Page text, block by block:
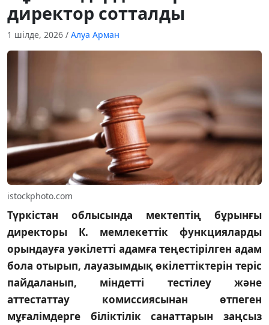
директор сотталды
1 шілде, 2026 / Алуа Арман
istockphoto.com
Түркістан облысында мектептің бұрынғы
директоры К. мемлекеттік функцияларды
орындауға уәкілетті адамға теңестірілген адам
бола отырып, лауазымдық өкілеттіктерін теріс
пайдаланып, міндетті тестілеу және
аттестаттау комиссиясынан өтпеген
мұғалімдерге біліктілік санаттарын заңсыз